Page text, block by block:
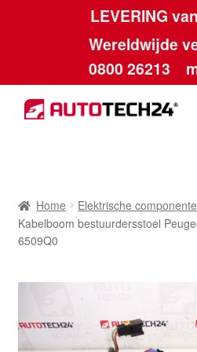
LEVERING
Wereldwijde
0800 26213
Skip
to
Skip
to
Algemene voorwaarden
Betalingen
Contact
Home Elektrische
Kabelboom bestuurdersstoel
6509Q0